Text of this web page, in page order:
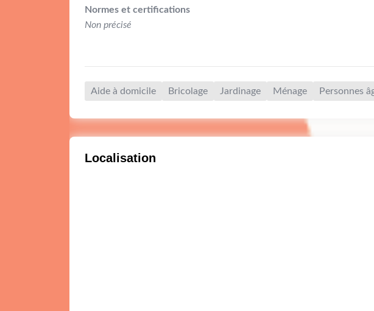
Normes et certifications
Non précisé
Aide à domicile Bricolage Jardinage Ménage Personnes
Localisation